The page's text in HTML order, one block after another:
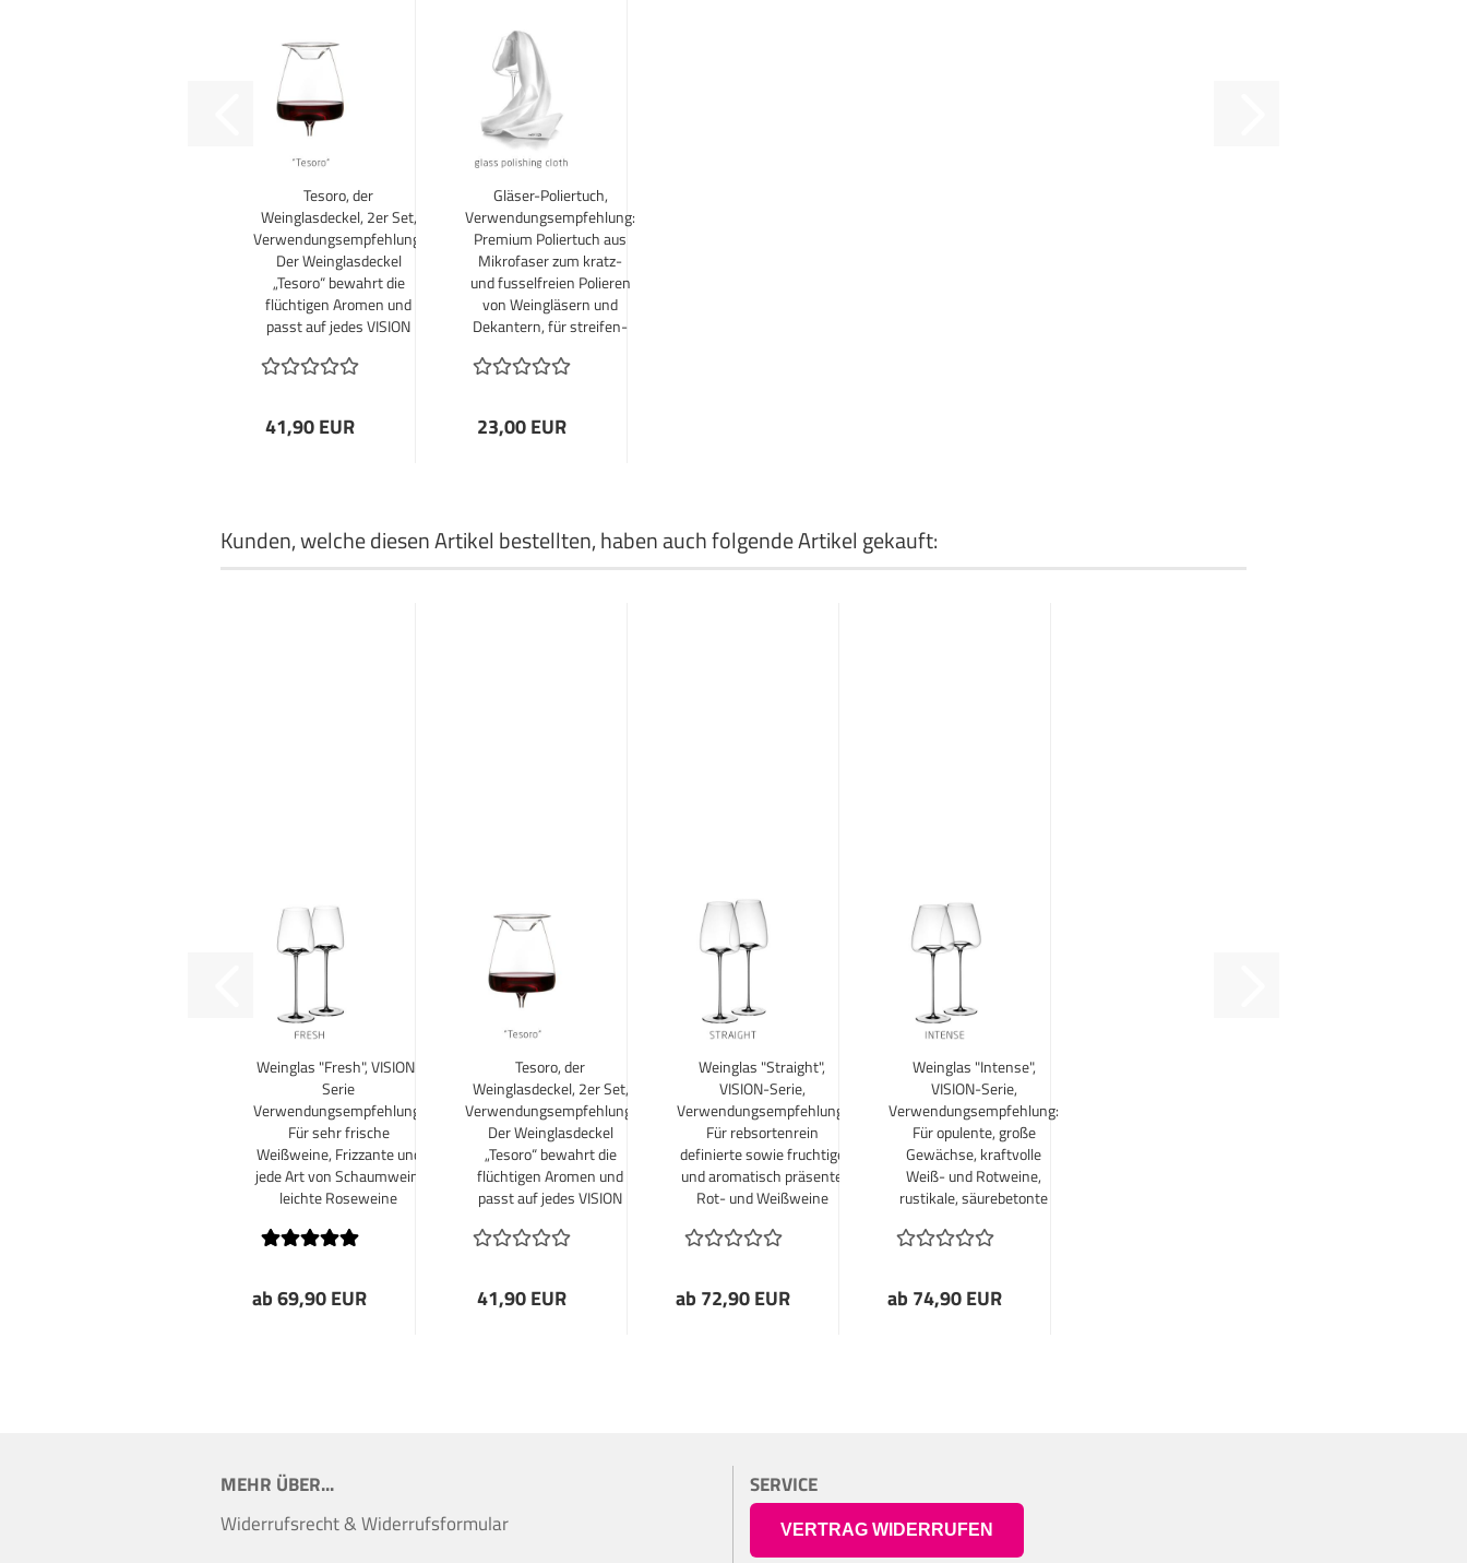
Tesoro, der
Weinglasdeckel, 2er Set,
Verwendungsempfehlung:
Der Weinglasdeckel
„Tesoro“ bewahrt die
flüchtigen Aromen und
passt auf jedes VISION
41,90 EUR
Gläser-Poliertuch,
Verwendungsempfehlung:
Premium Poliertuch aus
Mikrofaser zum kratz-
und fusselfreien Polieren
von Weingläsern und
Dekantern, für streifen-
Ergebnisse.
23,00 EUR
Kunden, welche diesen Artikel bestellten, haben auch folgende Artikel gekauft:
Weinglas "Fresh", VISION-
Serie
Verwendungsempfehlung:
Für sehr frische
Weißweine, Frizzante und
jede Art von Schaumwein,
leichte Roseweine
ab 69,90 EUR
Tesoro, der
Weinglasdeckel, 2er Set,
Verwendungsempfehlung:
Der Weinglasdeckel
„Tesoro“ bewahrt die
flüchtigen Aromen und
passt auf jedes VISION
41,90 EUR
Weinglas "Straight",
VISION-Serie,
Verwendungsempfehlung:
Für rebsortenrein
definierte sowie fruchtige
und aromatisch präsente
Rot- und Weißweine
ab 72,90 EUR
Weinglas "Intense",
VISION-Serie,
Verwendungsempfehlung:
Für opulente, große
Gewächse, kraftvolle
Weiß- und Rotweine,
rustikale, säurebetonte
junge und mittelalte
ab 74,90 EUR
MEHR ÜBER...
Widerrufsrecht & Widerrufsformular
SERVICE
VERTRAG WIDERRUFEN